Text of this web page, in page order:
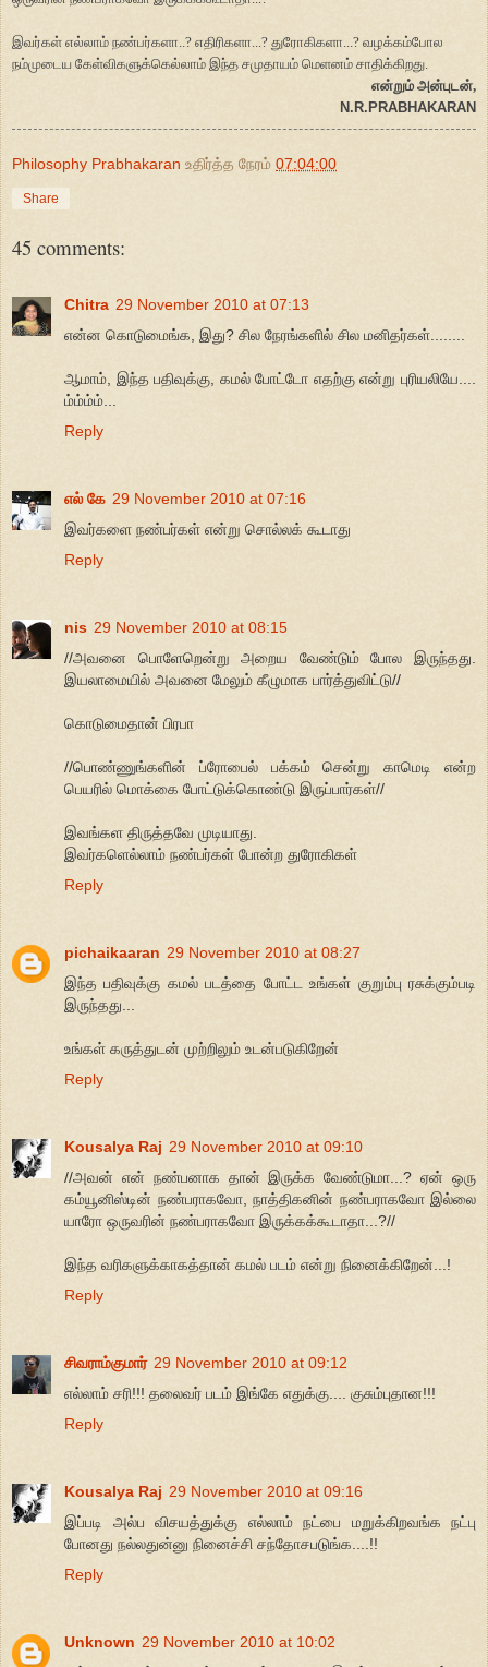
இவர்கள் எல்லாம் நண்பர்களா..? எதிரிகளா...? துரோகிகளா...? வழக்கம்போல
நம்முடைய கேள்விகளுக்கெல்லாம் இந்த சமுதாயம் மெளனம் சாதிக்கிறது.
என்றும் அன்புடன்,
N.R.PRABHAKARAN
Philosophy Prabhakaran உதிர்த்த நேரம் 07:04:00
Share
45 comments:
Chitra 29 November 2010 at 07:13
என்ன கொடுமைங்க, இது? சில நேரங்களில் சில மனிதர்கள்........
ஆமாம், இந்த பதிவுக்கு, கமல் போட்டோ எதற்கு என்று புரியலியே....
ம்ம்ம்ம்...
Reply
எல் கே 29 November 2010 at 07:16
இவர்களை நண்பர்கள் என்று சொல்லக் கூடாது
Reply
nis 29 November 2010 at 08:15
//அவனை பொளேறென்று அறைய வேண்டும் போல இருந்தது.
இயலாமையில் அவனை மேலும் கீழுமாக பார்த்துவிட்டு//
கொடுமைதான் பிரபா
//பொண்ணுங்களின் ப்ரோபைல் பக்கம் சென்று காமெடி என்ற
பெயரில் மொக்கை போட்டுக்கொண்டு இருப்பார்கள்//
இவங்கள திருத்தவே முடியாது.
இவர்களெல்லாம் நண்பர்கள் போன்ற துரோகிகள்
Reply
pichaikaaran 29 November 2010 at 08:27
இந்த பதிவுக்கு கமல் படத்தை போட்ட உங்கள் குறும்பு ரசுக்கும்படி
இருந்தது...
உங்கள் கருத்துடன் முற்றிலும் உடன்படுகிறேன்
Reply
Kousalya Raj 29 November 2010 at 09:10
//அவன் என் நண்பனாக தான் இருக்க வேண்டுமா...? ஏன் ஒரு
கம்யூனிஸ்டின் நண்பராகவோ, நாத்திகனின் நண்பராகவோ இல்லை
யாரோ ஒருவரின் நண்பராகவோ இருக்கக்கூடாதா...?//
இந்த வரிகளுக்காகத்தான் கமல் படம் என்று நினைக்கிறேன்...!
Reply
சிவராம்குமார் 29 November 2010 at 09:12
எல்லாம் சரி!!! தலைவர் படம் இங்கே எதுக்கு.... குசும்புதான!!!
Reply
Kousalya Raj 29 November 2010 at 09:16
இப்படி அல்ப விசயத்துக்கு எல்லாம் நட்பை மறுக்கிறவங்க நட்பு
போனது நல்லதுன்னு நினைச்சி சந்தோசபடுங்க....!!
Reply
Unknown 29 November 2010 at 10:02